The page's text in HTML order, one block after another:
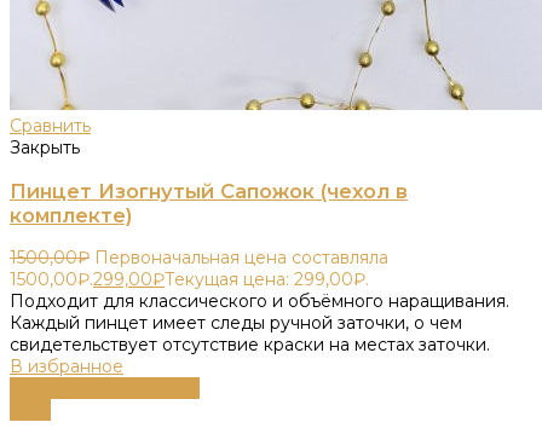
Сравнить
Закрыть
Пинцет Изогнутый Сапожок (чехол в
комплекте)
1500,00₽ Первоначальная цена составляла
1500,00₽.299,00₽Текущая цена: 299,00₽.
Подходит для классического и объёмного наращивания.
Каждый пинцет имеет следы ручной заточки, о чем
свидетельствует отсутствие краски на местах заточки.
В избранное